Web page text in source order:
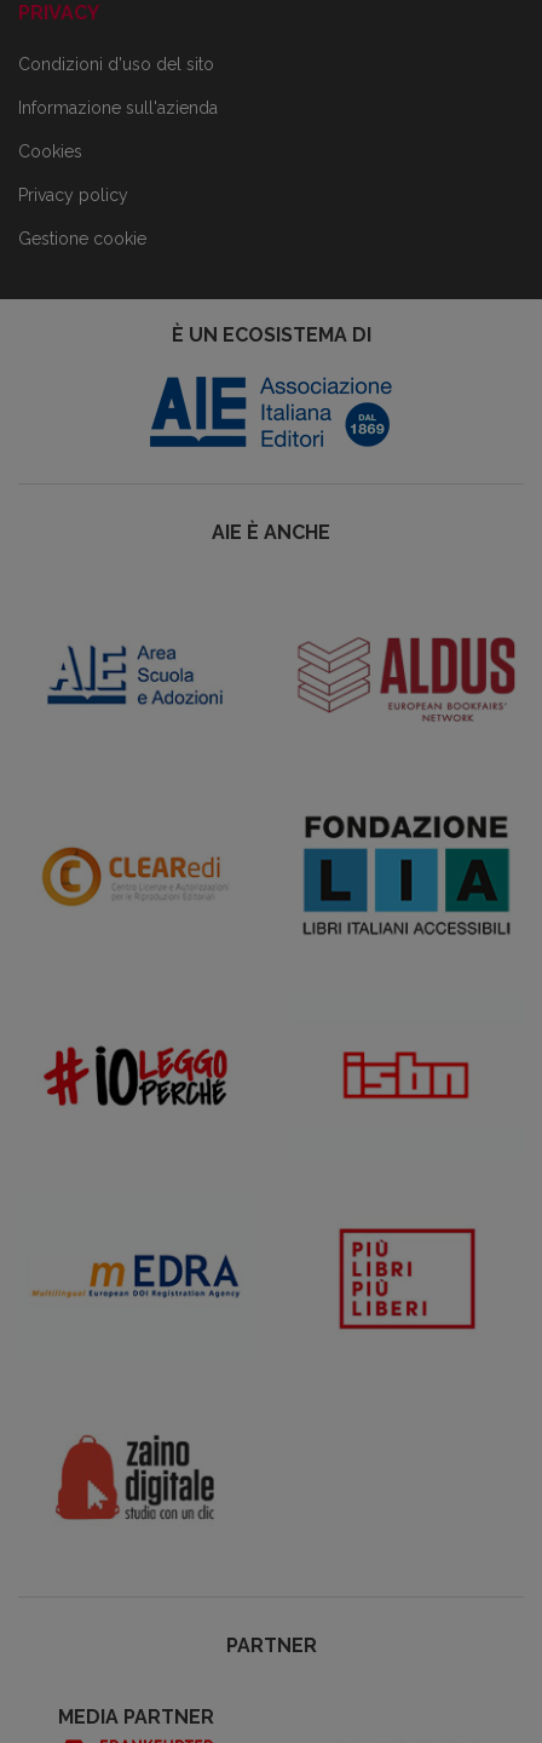
PRIVACY
Condizioni d'uso del sito
Informazione sull'azienda
Cookies
Privacy policy
Gestione cookie
È UN ECOSISTEMA DI
AIE È ANCHE
PARTNER
MEDIA PARTNER